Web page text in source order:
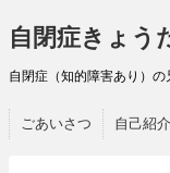
自閉症きょう
自閉症（知的障害あり）の
ごあいさつ 自己紹介